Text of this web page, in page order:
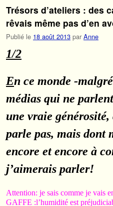
Trésors d’ateliers : des
rêvais même pas d’en
Publié le 18 août 2013 par Anne
1/2
En ce monde -
médias qui ne
une vraie
parle pas, mais
encore et encore à
j’aimerais parler!
Attention: je sais comme je vais
GAFFE :l’humidité est